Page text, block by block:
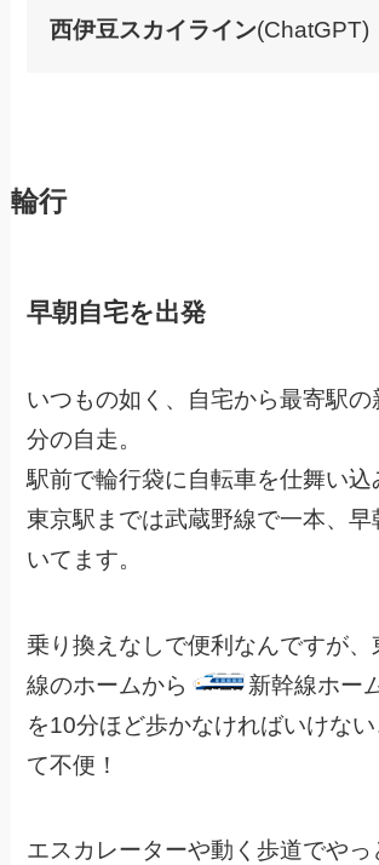
西伊豆スカイライン(ChatGPT)
輪行
早朝自宅を出発
いつもの如く、自宅から最寄駅の
分の自走。
駅前で輪行袋に自転車を仕舞い込
東京駅までは武蔵野線で一本、早
いてます。
乗り換えなしで便利なんですが、
線のホームから
新幹線ホー
を10分ほど歩かなければいけない
て不便！
エスカレーターや動く歩道でやっ